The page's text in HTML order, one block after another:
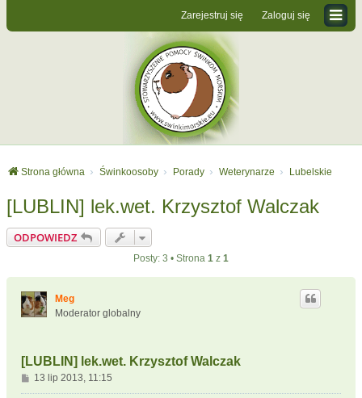
Zaloguj się
Zarejestruj się
Strona główna Świnkoosoby Porady Weterynarze Lubelskie
[LUBLIN] lek.wet. Krzysztof Walczak
ODPOWIEDZ
Posty: 3 • Strona 1 z 1
Meg
Moderator globalny
[LUBLIN] lek.wet. Krzysztof Walczak
P
o
13 lip 2013, 11:15